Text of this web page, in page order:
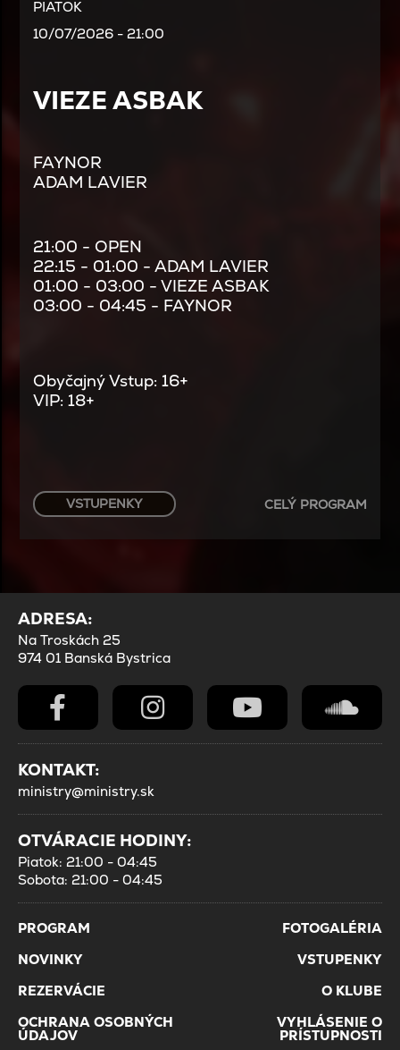
PIATOK
10/07/2026 - 21:00
VIEZE ASBAK
FAYNOR
ADAM LAVIER
21:00 - OPEN
22:15 - 01:00 - ADAM LAVIER
01:00 - 03:00 - VIEZE ASBAK
03:00 - 04:45 - FAYNOR
Obyčajný Vstup: 16+
VIP: 18+
VSTUPENKY CELÝ PROGRAM
ADRESA:
Na Troskách 25
974 01 Banská Bystrica
KONTAKT:
ministry@ministry.sk
OTVÁRACIE HODINY:
Piatok: 21:00 - 04:45
Sobota: 21:00 - 04:45
PROGRAM
FOTOGALÉRIA
NOVINKY
VSTUPENKY
REZERVÁCIE
O KLUBE
OCHRANA OSOBNÝCH
ÚDAJOV
VYHLÁSENIE O
PRÍSTUPNOSTI